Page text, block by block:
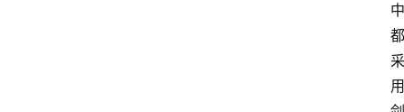
中
都
采
用